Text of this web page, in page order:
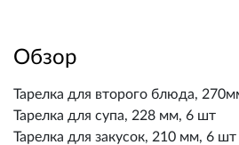
Обзор
Тарелка для второго блюда,
Тарелка для супа, 228 мм, 6 шт
Тарелка для закусок, 210 мм, 6 шт